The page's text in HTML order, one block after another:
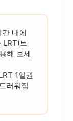
내에
LRT(트
해 보세
1일권
러워집